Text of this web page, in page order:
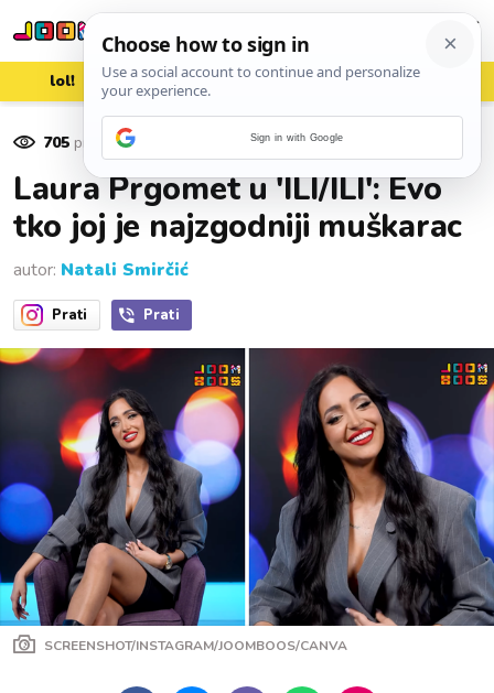
lol! aww vrh! woot?!
705 pregleda
Laura Prgomet u 'ILI/ILI': Evo
tko joj je najzgodniji muškarac
autor: Natali Smirčić
Prati Prati
SCREENSHOT/INSTAGRAM/JOOMBOOS/CANVA
Sign in with Google